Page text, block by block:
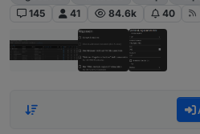
145
41 84.6k 40